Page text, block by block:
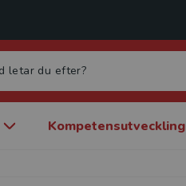
Kompetensutveckling